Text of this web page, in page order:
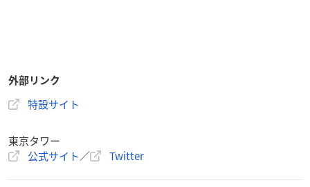
外部リンク
特設サイト
東京タワー
公式サイト／ Twitter